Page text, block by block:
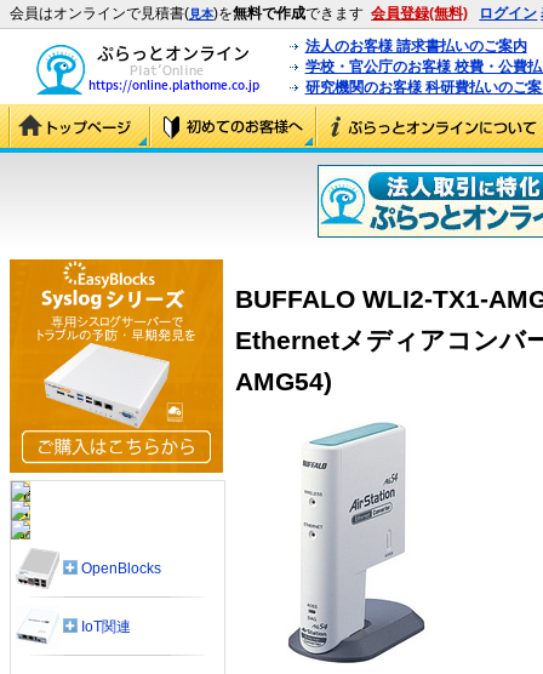
会員はオンラインで見積書(見本)を無料で作成できます 会員登録(無料) ログイン
法人のお客様 請求書払いのご案内
学校・官公庁のお客様 校費・公費
研究機関のお客様 科研費払いのご
BUFFALO WLI2-TX1-
Ethernetメディアコンバ
AMG54)
OpenBlocks
IoT関連